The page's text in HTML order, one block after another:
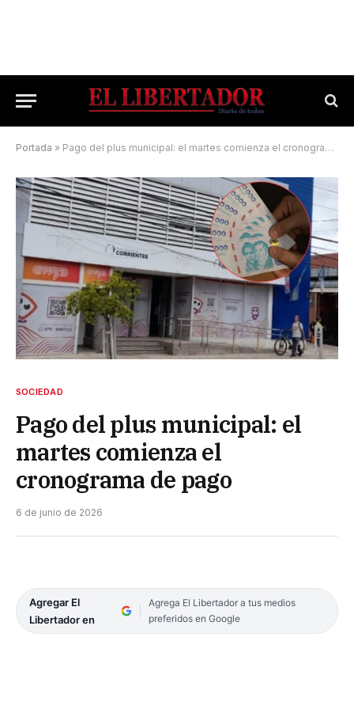
Portada » Pago del plus municipal: el martes comienza el cronograma de pago
SOCIEDAD
Pago del plus municipal: el
martes comienza el
cronograma de pago
6 de junio de 2026
Agregar El
Libertador en
Agrega El Libertador a tus medios
preferidos en Google